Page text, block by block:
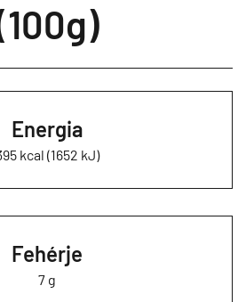
Energia
kcal (1652 kJ)
Fehérje
7 g